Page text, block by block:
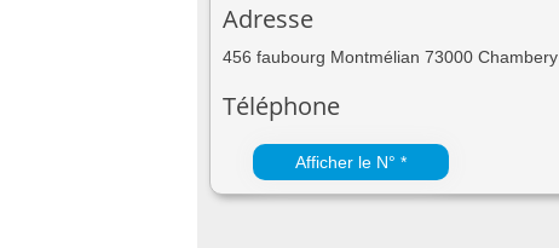
Adresse
456 faubourg Montmélian 73000 Chambery
Téléphone
Afficher le N° *